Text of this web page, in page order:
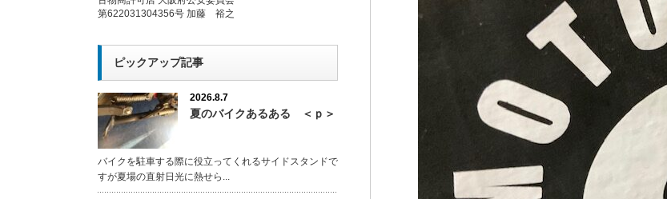
第622031304356号 加藤 裕之
ピックアップ記事
2026.8.7
夏のバイクあるある ＜ｐ＞
バイクを駐車する際に役立ってくれるサイドスタンドで
すが夏場の直射日光に熱せら...